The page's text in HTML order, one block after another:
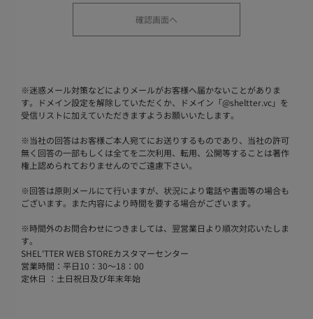
※迷惑メール対策などによりメールがお客様へ届かないことがありま
す。ドメイン設定を解除していただくか、ドメイン「@sheltter.vc」を
受信リストに加えていただきますようお願いいたします。
※当社の回答はお客様ご本人宛てにお送りするものであり、当社の許可
無く回答の一部もしくは全てを二次利用、転用、公開等することは著作
権上認められておりませんのでご遠慮下さい。
※回答は原則メールにて行いますが、状況により電話や書面等の場合も
ございます。また内容により時間を要する場合がございます。
※時間外のお問合わせにつきましては、翌営業日より順次対応いたしま
す。
SHEL'TTER WEB STOREカスタマーセンター
営業時間：平日10：30～18：00
定休日 ：土日祝日及び年末年始